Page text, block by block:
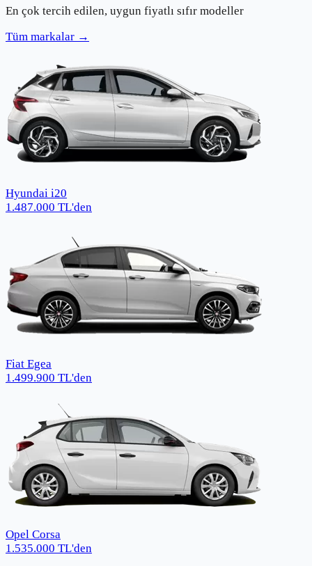
En çok tercih edilen, uygun fiyatlı sıfır modeller
Tüm markalar →
Hyundai i20
1.487.000 TL'den
Fiat Egea
1.499.900 TL'den
Opel Corsa
1.535.000 TL'den